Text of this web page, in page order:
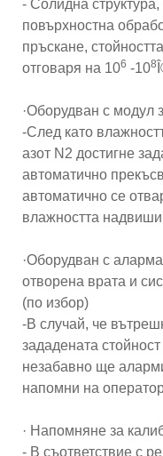
- Солидна
повърхностна
пръскане,
отговаря на 106 -108
·Оборудван с модул
-След като
азот N2 достигне
автоматично
автоматично се
влажността надвиши
·Оборудван с
отворена врата и
(по избор)
-В случай, че
зададената
незабавно ще
напомни на
· Напомняне за
- В съответствие с